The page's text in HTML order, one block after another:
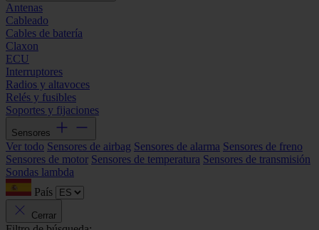
Antenas
Cableado
Cables de batería
Claxon
ECU
Interruptores
Radios y altavoces
Relés y fusibles
Soportes y fijaciones
Sensores
Ver todo Sensores de airbag Sensores de alarma Sensores de freno
Sensores de motor Sensores de temperatura Sensores de transmisión
Sondas lambda
País
Cerrar